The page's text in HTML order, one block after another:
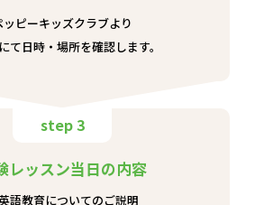
ッピーキッズクラブより
て日時・場所を確認します。
step 3
レッスン当日の内容
語教育についてのご説明